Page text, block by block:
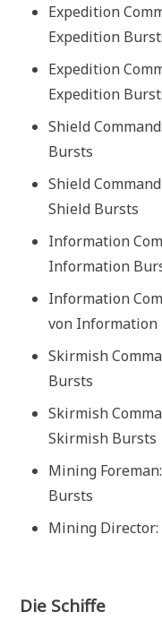
Expedition
Expedition
Expedition
Expedition
Shield
Bursts
Shield
Shield Bursts
Information
Information
Information
von Information
Skirmish
Bursts
Skirmish
Skirmish Bursts
Mining
Bursts
Mining Director:
Die Schiffe